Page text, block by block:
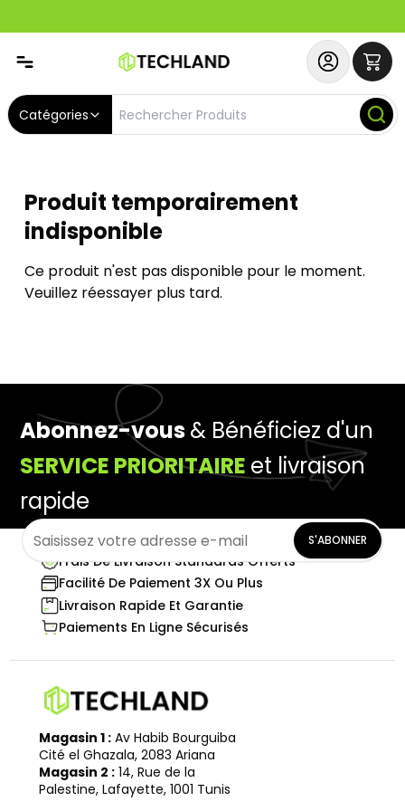
Catégories
Produit temporairement
indisponible
Ce produit n'est pas disponible pour le moment.
Veuillez réessayer plus tard.
Abonnez-vous& Bénéficiez d'un
SERVICE PRIORITAIRE et livraison
rapide
S'ABONNER
Frais De Livraison Standards Offerts
Facilité De Paiement 3X Ou Plus
Livraison Rapide Et Garantie
Paiements En Ligne Sécurisés
Magasin 1 : Av Habib Bourguiba
Cité el Ghazala, 2083 Ariana
Magasin 2 : 14, Rue de la
Palestine, Lafayette, 1001 Tunis